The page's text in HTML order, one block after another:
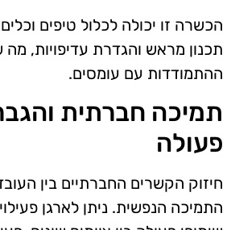
הכשרה זו יכולה לכלול טיפים
תכנון מראש והגדרת עדיפויות,
ההתמודדות עם עומסים.
תמיכה חברתית
פעולה
חיזוק הקשרים החברתיים בין
התמיכה הנפשית. ניתן לארגן